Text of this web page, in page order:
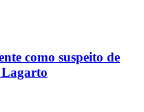
como suspeito de
Lagarto